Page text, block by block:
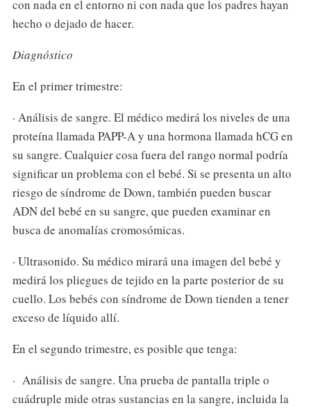
con nada en el entorno ni con nada que los padres hayan
hecho o dejado de hacer.
Diagnóstico
En el primer trimestre:
· Análisis de sangre. El médico medirá los niveles de una
proteína llamada PAPP-A y una hormona llamada hCG en
su sangre. Cualquier cosa fuera del rango normal podría
significar un problema con el bebé. Si se presenta un alto
riesgo de síndrome de Down, también pueden buscar
ADN del bebé en su sangre, que pueden examinar en
busca de anomalías cromosómicas.
· Ultrasonido. Su médico mirará una imagen del bebé y
medirá los pliegues de tejido en la parte posterior de su
cuello. Los bebés con síndrome de Down tienden a tener
exceso de líquido allí.
En el segundo trimestre, es posible que tenga:
· Análisis de sangre. Una prueba de pantalla triple o
cuádruple mide otras sustancias en la sangre, incluida la